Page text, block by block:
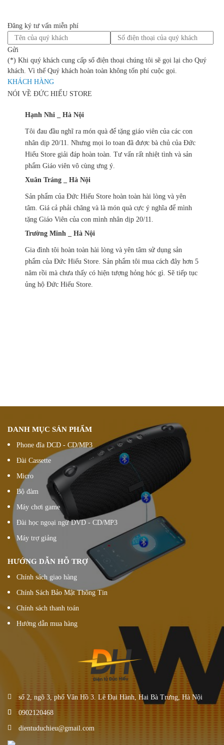
Đăng ký tư vấn miễn phí
Gửi
(*) Khi quý khách cung cấp số điện thoại chúng tôi sẽ gọi lại cho Quý
khách. Vì thế Quý khách hoàn toàn không tốn phí cuộc gọi.
KHÁCH HÀNG
NÓI VỀ ĐỨC HIẾU STORE
Hạnh Nhi _ Hà Nội
Tôi đau đầu nghĩ ra món quà để tặng giáo viên của các con
nhân dịp 20/11. Nhưng mọi lo toan đã được bà chủ của Đức
Hiếu Store giải đáp hoàn toàn. Tư vấn rất nhiệt tình và sản
phẩm Giáo viên vô cùng ưng ý.
Xuân Tráng _ Hà Nội
Sản phẩm của Đức Hiếu Store hoàn toàn hài lòng và yên
tâm. Giá cả phải chăng và là món quà cực ý nghĩa để mình
tặng Giáo Viên của con mình nhân dịp 20/11.
Trường Minh _ Hà Nội
Gia đình tôi hoàn toàn hài lòng và yên tâm sử dụng sản
phẩm của Đức Hiếu Store. Sản phẩm tôi mua cách đây hơn 5
năm rồi mà chưa thấy có hiện tượng hỏng hóc gì. Sẽ tiếp tục
ủng hộ Đức Hiếu Store.
DANH MỤC SẢN PHẨM
Phone đĩa DCD - CD/MP3
Đài Cassette
Micro
Bộ đàm
Máy chơi game
Đài học ngoại ngữ DVD - CD/MP3
Máy trợ giảng
HƯỚNG DẪN HỖ TRỢ
Chính sách giao hàng
Chính Sách Bảo Mật Thông Tin
Chính sách thanh toán
Hướng dẫn mua hàng
số 2, ngõ 3, phố Vân Hồ 3. Lê Đại Hành, Hai Bà Trưng, Hà Nội
0902120468
dientuduchieu@gmail.com